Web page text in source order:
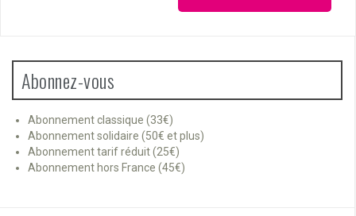
Abonnez-vous
Abonnement classique (33€)
Abonnement solidaire (50€ et plus)
Abonnement tarif réduit (25€)
Abonnement hors France (45€)